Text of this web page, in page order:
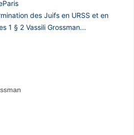
de PocheParis
des Juifs en URSS et en
1 § 2 Vassili Grossman...